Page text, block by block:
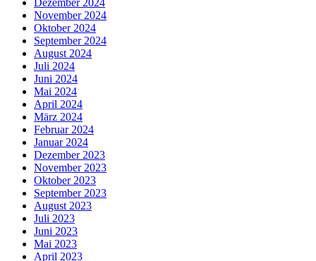
November 2024
Oktober 2024
September 2024
August 2024
Juli 2024
Juni 2024
Mai 2024
April 2024
März 2024
Februar 2024
Januar 2024
Dezember 2023
November 2023
Oktober 2023
September 2023
August 2023
Juli 2023
Juni 2023
Mai 2023
April 2023